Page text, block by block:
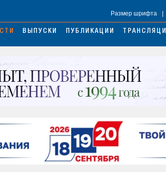
Размер шрифта
ВЫПУСКИ ПУБЛИКАЦИИ